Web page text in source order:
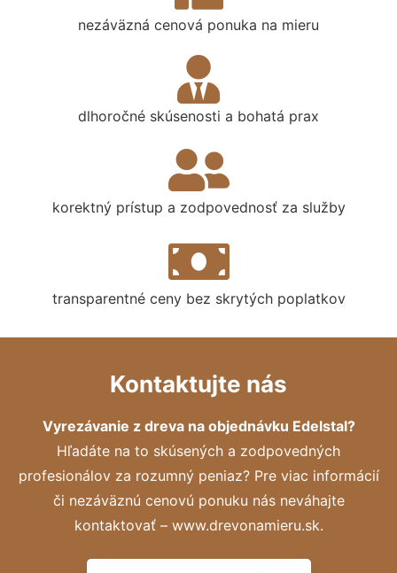
nezáväzná cenová ponuka na mieru
dlhoročné skúsenosti a bohatá prax
korektný prístup a zodpovednosť za služby
transparentné ceny bez skrytých poplatkov
Kontaktujte nás
Vyrezávanie z dreva na objednávku Edelstal?
Hľadáte na to skúsených a zodpovedných
profesionálov za rozumný peniaz? Pre viac informácií
či nezáväznú cenovú ponuku nás neváhajte
kontaktovať – www.drevonamieru.sk.